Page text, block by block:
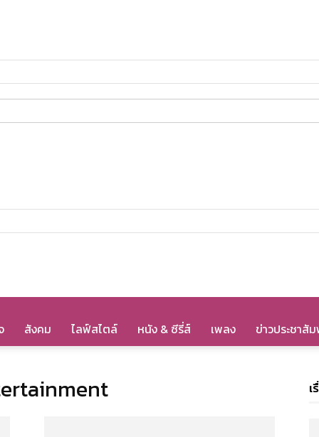
สังคม ไลฟ์สไตล์ หนัง & ซีรี่ส์ เพลง ข่าวประชาสั